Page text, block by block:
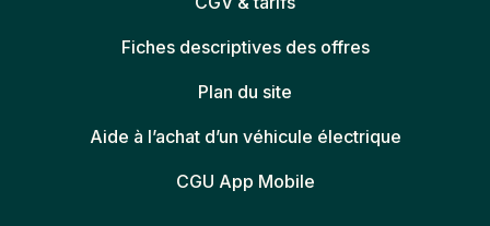
Fiches descriptives des offres
Plan du site
Aide à l’achat d’un véhicule électrique
CGU App Mobile